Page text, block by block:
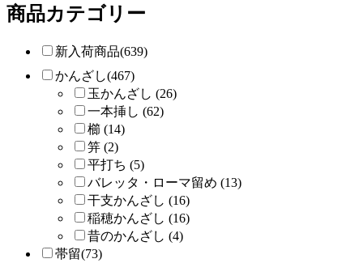
商品カテゴリー
新入荷商品(639)
かんざし(467)
玉かんざし (26)
一本挿し (62)
櫛 (14)
笄 (2)
平打ち (5)
バレッタ・ローマ留め (13)
干支かんざし (16)
稲穂かんざし (16)
昔のかんざし (4)
帯留(73)